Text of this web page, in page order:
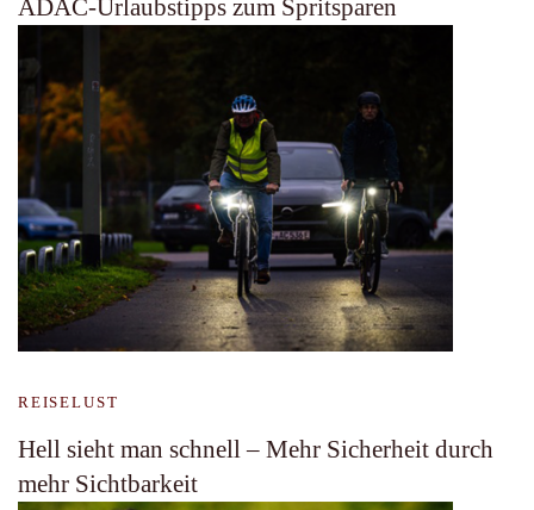
ADAC-Urlaubstipps zum Spritsparen
REISELUST
Hell sieht man schnell – Mehr Sicherheit durch
mehr Sichtbarkeit